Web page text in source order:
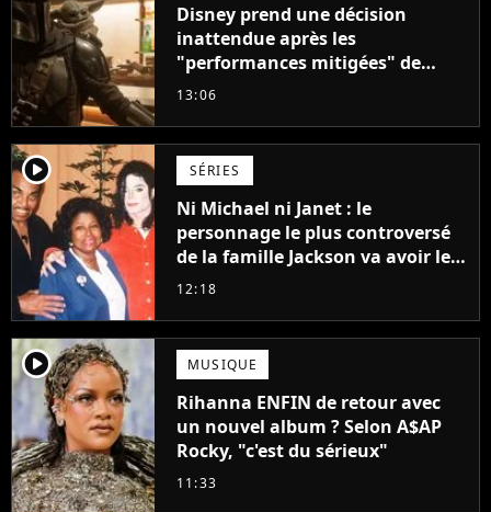
Disney prend une décision
inattendue après les
"performances mitigées" de
Vaiana et The Mandalorian &
13:06
player2 SÉRIES
Ni Michael ni Janet : le
personnage le plus controversé
de la famille Jackson va avoir le
droit à sa propre série
12:18
player2 MUSIQUE
Rihanna ENFIN de retour avec
un nouvel album ? Selon A$AP
Rocky, "c'est du sérieux"
11:33